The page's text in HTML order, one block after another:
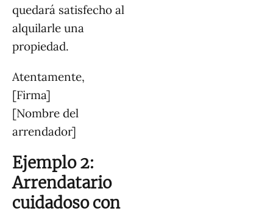
quedará satisfecho al
alquilarle una
propiedad.
Atentamente,
[Firma]
[Nombre del
arrendador]
Ejemplo 2:
Arrendatario
cuidadoso con